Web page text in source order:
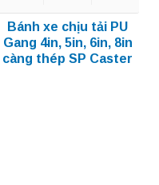
Bánh xe chịu tải PU
Gang 4in, 5in, 6in, 8in
càng thép SP Caster